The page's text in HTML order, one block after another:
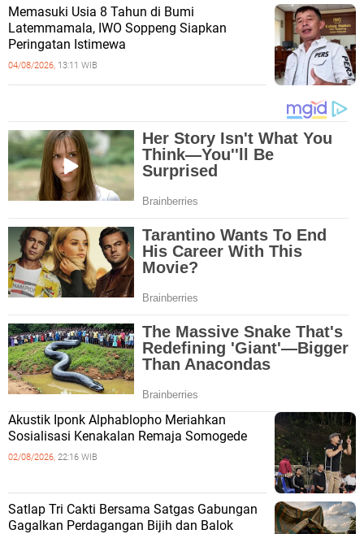
Memasuki Usia 8 Tahun di Bumi
Latemmamala, IWO Soppeng Siapkan
Peringatan Istimewa
04/08/2026, 13:11 WIB
Akustik Iponk Alphablopho Meriahkan
Sosialisasi Kenakalan Remaja Somogede
02/08/2026, 22:16 WIB
Satlap Tri Cakti Bersama Satgas Gabungan
Gagalkan Perdagangan Bijih dan Balok